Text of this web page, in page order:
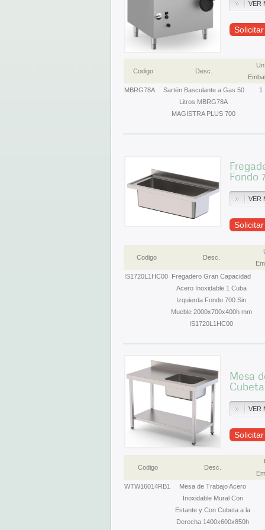
VER
Codigo Desc.
MBRG78A
Sartén Basculante a Gas 50
Litros MBRG78A
MAGISTRA PLUS 700
1
Fondo
VER
Codigo Desc.
IS1720L1HC00 Fregadero Gran Capacidad
Acero Inoxidable 1 Cuba
Izquierda Fondo 700 Sin
Mueble 2000x700x400h mm
IS1720L1HC00
Mesa
VER
Codigo Desc.
WTW16014RB1
Mesa de Trabajo Acero
Inoxidable Mural Con
Estante y Con Cubeta a la
Derecha 1400x600x850h